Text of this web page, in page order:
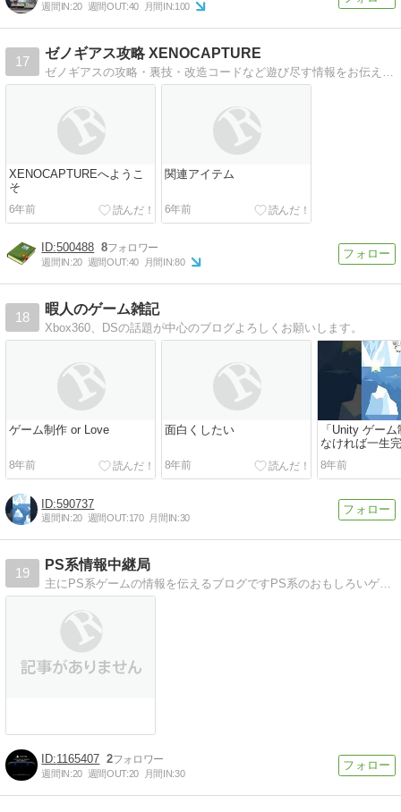
週間IN:20 週間OUT:40 月間IN:100
17
ゼノギアス攻略 XENOCAPTURE
ゼノギアスの攻略・裏技・改造コードなど遊び尽す情報をお伝えしています。
XENOCAPTUREへようこ
そ
6年前
関連アイテム
6年前
500488 8
週間IN:20 週間OUT:40 月間IN:80
18
暇人のゲーム雑記
Xbox360、DSの話題が中心のブログよろしくお願いします。
ゲーム制作 or Love
8年前
面白くしたい
8年前
「Unity ゲー
なければ一生
やってみれば
かなる
8年前
590737
週間IN:20 週間OUT:170 月間IN:30
19
PS系情報中継局
主にPS系ゲームの情報を伝えるブログですPS系のおもしろいゲームを探すための情報を集めるブログです。
1165407 2
週間IN:20 週間OUT:20 月間IN:30